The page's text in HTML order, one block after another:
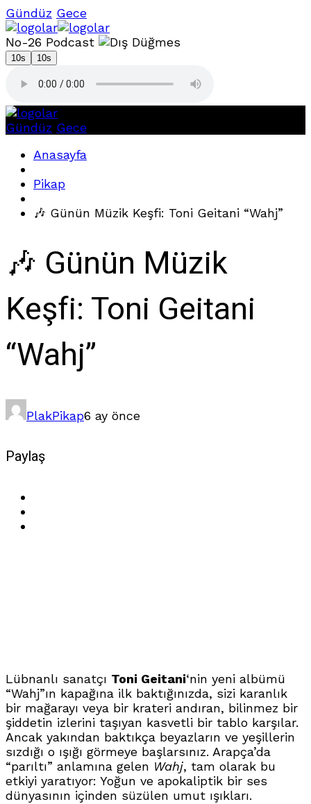
Gündüz Gece
No-26 Podcast
10s 10s
Gündüz Gece
Anasayfa
Pikap
🎶 Günün Müzik Keşfi: Toni Geitani “Wahj”
🎶 Günün Müzik
Keşfi: Toni Geitani
“Wahj”
PlakPikap6 ay önce
Paylaş
Lübnanlı sanatçı Toni Geitani‘nin yeni albümü
“Wahj”ın kapağına ilk baktığınızda, sizi karanlık
bir mağarayı veya bir krateri andıran, bilinmez bir
şiddetin izlerini taşıyan kasvetli bir tablo karşılar.
Ancak yakından baktıkça beyazların ve yeşillerin
sızdığı o ışığı görmeye başlarsınız. Arapça’da
“parıltı” anlamına gelen Wahj, tam olarak bu
etkiyi yaratıyor: Yoğun ve apokaliptik bir ses
dünyasının içinden süzülen umut ışıkları.